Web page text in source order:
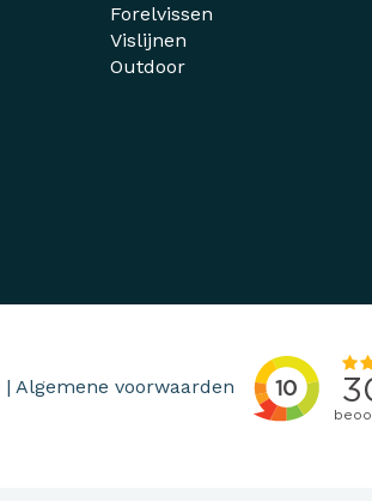
Forelvissen
Vislijnen
Outdoor
| Algemene voorwaarden